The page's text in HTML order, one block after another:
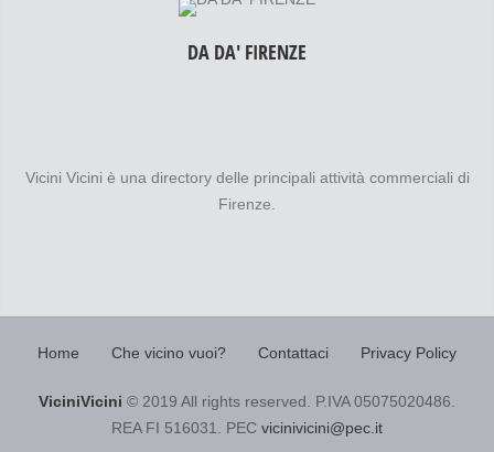
DA DA' FIRENZE
Vicini Vicini è una directory delle principali attività commerciali di
Firenze.
Home Che vicino vuoi? Contattaci Privacy Policy
ViciniVicini © 2019 All rights reserved. P.IVA 05075020486.
REA FI 516031. PEC vicinivicini@pec.it